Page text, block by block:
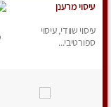
עיסוי מרענן
עיסוי שוודי, עיסוי
ספורטיבי...